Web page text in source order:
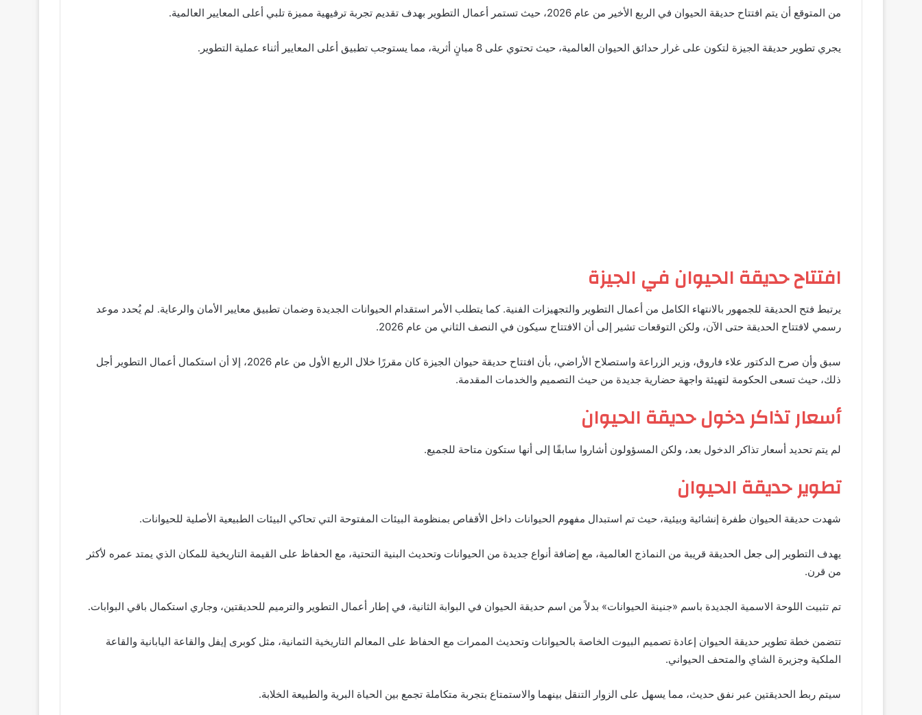
من المتوقع أن يتم افتتاح حديقة الحيوان في الربع الأخير من عام 2026، حيث تستمر أعمال التطوير بهدف تقديم تجربة ترفيهية مميزة تلبي أعلى المعايير العالمية.
يجري تطوير حديقة الجيزة لتكون على غرار حدائق الحيوان العالمية، حيث تحتوي على 8 مبانٍ أثرية، مما يستوجب تطبيق أعلى المعايير أثناء عملية التطوير.
افتتاح حديقة الحيوان في الجيزة
يرتبط فتح الحديقة للجمهور بالانتهاء الكامل من أعمال التطوير والتجهيزات الفنية. كما يتطلب الأمر استقدام الحيوانات الجديدة وضمان تطبيق معايير الأمان والرعاية. لم يُحدد موعد
رسمي لافتتاح الحديقة حتى الآن، ولكن التوقعات تشير إلى أن الافتتاح سيكون في النصف الثاني من عام 2026.
سبق وأن صرح الدكتور علاء فاروق، وزير الزراعة واستصلاح الأراضي، بأن افتتاح حديقة حيوان الجيزة كان مقررًا خلال الربع الأول من عام 2026، إلا أن استكمال أعمال التطوير أجل
ذلك، حيث تسعى الحكومة لتهيئة واجهة حضارية جديدة من حيث التصميم والخدمات المقدمة.
أسعار تذاكر دخول حديقة الحيوان
لم يتم تحديد أسعار تذاكر الدخول بعد، ولكن المسؤولون أشاروا سابقًا إلى أنها ستكون متاحة للجميع.
تطوير حديقة الحيوان
شهدت حديقة الحيوان طفرة إنشائية وبيئية، حيث تم استبدال مفهوم الحيوانات داخل الأقفاص بمنظومة البيئات المفتوحة التي تحاكي البيئات الطبيعية الأصلية للحيوانات.
يهدف التطوير إلى جعل الحديقة قريبة من النماذج العالمية، مع إضافة أنواع جديدة من الحيوانات وتحديث البنية التحتية، مع الحفاظ على القيمة التاريخية للمكان الذي يمتد عمره لأكثر
من قرن.
تم تثبيت اللوحة الاسمية الجديدة باسم «جنينة الحيوانات» بدلاً من اسم حديقة الحيوان في البوابة الثانية، في إطار أعمال التطوير والترميم للحديقتين، وجاري استكمال باقي البوابات.
تتضمن خطة تطوير حديقة الحيوان إعادة تصميم البيوت الخاصة بالحيوانات وتحديث الممرات مع الحفاظ على المعالم التاريخية الثمانية، مثل كوبرى إيفل والقاعة اليابانية والقاعة
الملكية وجزيرة الشاي والمتحف الحيواني.
سيتم ربط الحديقتين عبر نفق حديث، مما يسهل على الزوار التنقل بينهما والاستمتاع بتجربة متكاملة تجمع بين الحياة البرية والطبيعة الخلابة.